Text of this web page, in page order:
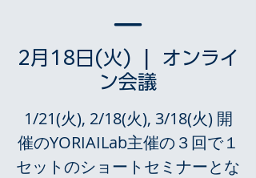
ー
2月18日(火)
オンライ
ン会議
1/21(火), 2/18(火), 3/18(火) 開
催のYORIAILab主催の３回で１
セットのショートセミナーとな